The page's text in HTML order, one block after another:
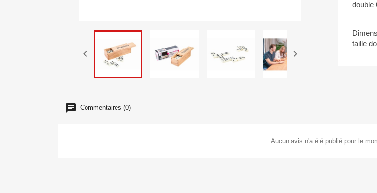
 
double
taille
Commentaires (0)
Aucun avis n'a été publié pour le